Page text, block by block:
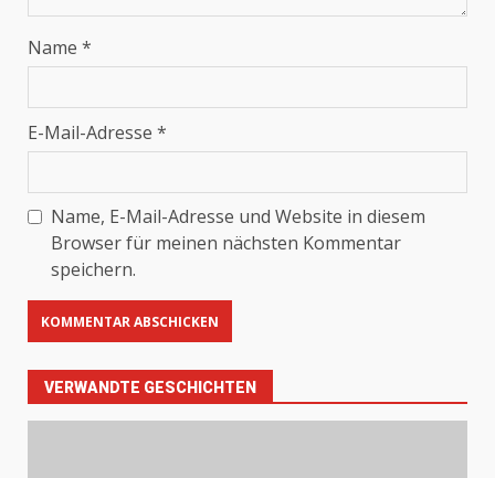
Name *
E-Mail-Adresse *
Name, E-Mail-Adresse und Website in diesem
Browser für meinen nächsten Kommentar
speichern.
VERWANDTE GESCHICHTEN